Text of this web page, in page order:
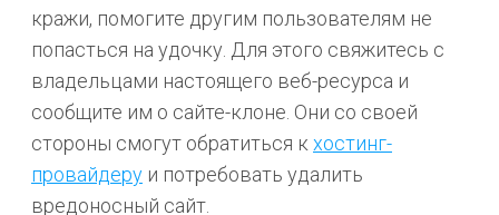
кражи, помогите другим пользователям не
попасться на удочку. Для этого свяжитесь с
владельцами настоящего веб-ресурса и
сообщите им о сайте-клоне. Они со своей
стороны смогут обратиться к хостинг-
провайдеру и потребовать удалить
вредоносный сайт.